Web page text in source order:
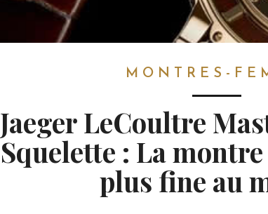
MONTRES-
Jaeger LeCoultre
Squelette : La
plus fine au